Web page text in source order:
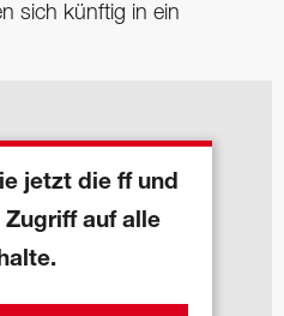
sich künftig in ein
jetzt die ff und
Zugriff auf alle